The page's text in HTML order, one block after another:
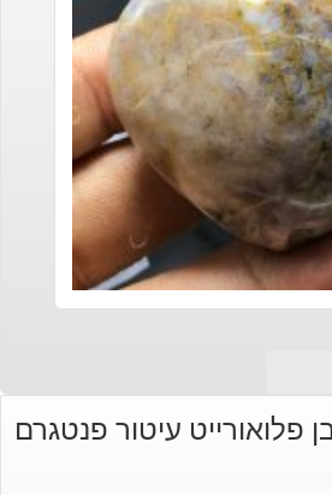
פלואורייט עיטור פנטגרם